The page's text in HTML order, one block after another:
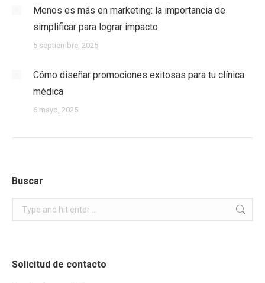
Menos es más en marketing: la importancia de
simplificar para lograr impacto
5 septiembre, 2025
Cómo diseñar promociones exitosas para tu clínica
médica
6 mayo, 2025
Buscar
Search:
Solicitud de contacto